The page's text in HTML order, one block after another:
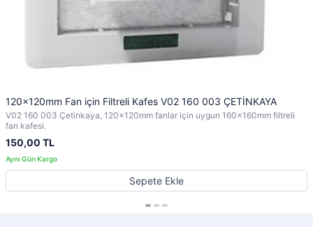
120x120mm Fan için Filtreli Kafes V02 160 003 ÇETİNKAYA
V02 160 003 Çetinkaya, 120x120mm fanlar için uygun 160x160mm filtreli
fan kafesi.
150,00 TL
Sepete Ekle